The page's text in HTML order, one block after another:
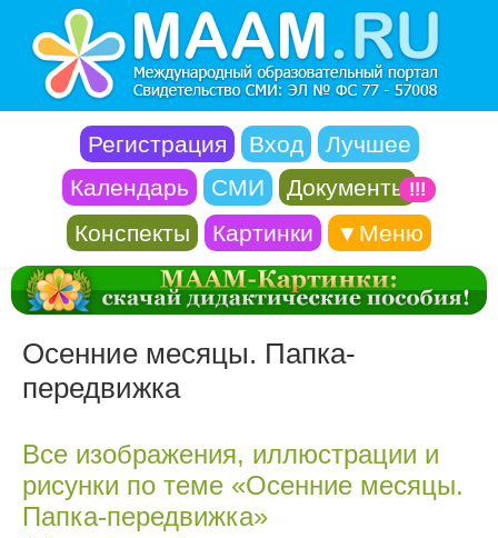
Регистрация Вход
Лучшее
Календарь
СМИ Документы !!!
Конспекты Картинки ▼Меню
Осенние месяцы. Папка-
передвижка
Все изображения, иллюстрации и
рисунки по теме «Осенние месяцы.
Папка-передвижка»